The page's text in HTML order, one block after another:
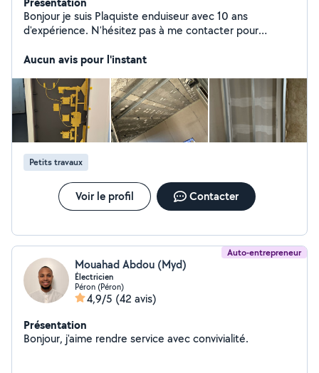
Bonjour je suis Plaquiste enduiseur avec 10 ans
d'expérience. N'hésitez pas à me contacter pour
Aucun avis pour l'instant
Petits travaux
Voir le profil Contacter
Auto-entrepreneur
Mouahad Abdou (Myd)
Électricien
Péron (Péron)
4,9/5 (42 avis)
Présentation
Bonjour, j'aime rendre service avec convivialité.